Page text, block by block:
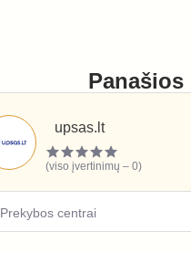
upsas.lt
(viso įvertinimų – 0)
Prekybos centrai